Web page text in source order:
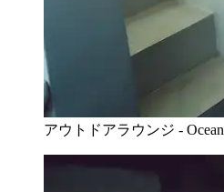
アウトドアラウンジ -